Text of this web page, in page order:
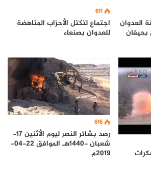
العدوان
بحيفان
611
اجتماع لتكتل الأحزاب المناهضة
للعدوان بصنعاء
616
رصد بشائر النصر ليوم الأثنين 17-
شعبان -1440هـ الموافق 22-04-
2019م